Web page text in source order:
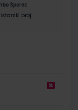
Šporec
broj